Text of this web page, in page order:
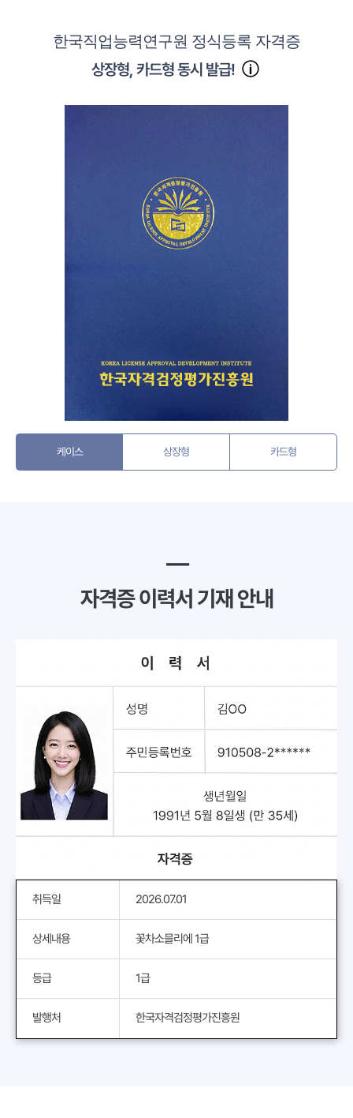
한국직업능력연구원 정식등록 자격증
상장형, 카드형 동시 발급!
케이스 상장형 카드형
━
자격증 이력서 기재 안내
취득일 2026.07.01
상세내용 꽃차소믈리에 1급
등급 1급
발행처 한국자격검정평가진흥원